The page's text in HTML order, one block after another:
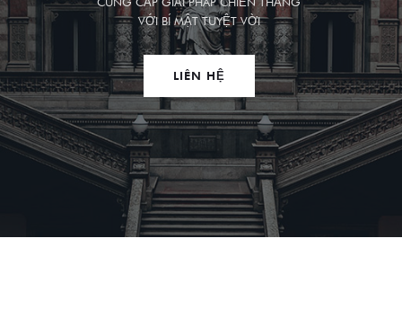
VỚI BÍ MẬT TUYỆT VỜI
LIÊN HỆ